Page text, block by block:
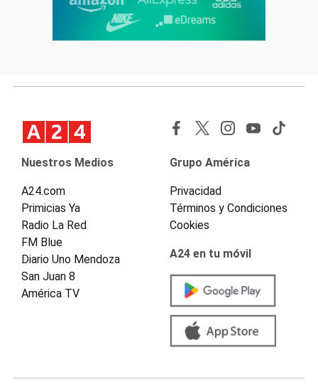
Nuestros Medios
A24.com
Primicias Ya
Radio La Red
FM Blue
Diario Uno Mendoza
San Juan 8
América TV
Grupo América
Privacidad
Términos y Condiciones
Cookies
A24 en tu móvil